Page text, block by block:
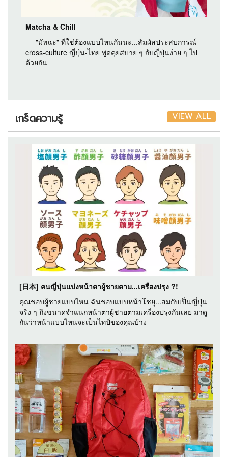
Matcha & Chill
"มัทฉะ" ที่ใช่ต้องแบบไหนกันนะ...สัมผัสประสบการณ์
cross-culture ญี่ปุ่น-ไทย พูดคุยสบาย ๆ กับญี่ปุ่นง่าย ๆ ไป
ด้วยกัน
เกร็ดความรู้ VIEW ALL
[日本] คนญี่ปุ่นแบ่งหน้าตาผู้ชายตาม...เครื่องปรุง ?!
คุณชอบผู้ชายแบบไหน ฉันชอบแบบหน้าโชยุ...สมกับเป็นญี่ปุ่น
จริง ๆ ถึงขนาดจำแนกหน้าตาผู้ชายตามเครื่องปรุงกันเลย มาดู
กันว่าหน้าแบบไหนจะเป็นไทป์ของคุณบ้าง